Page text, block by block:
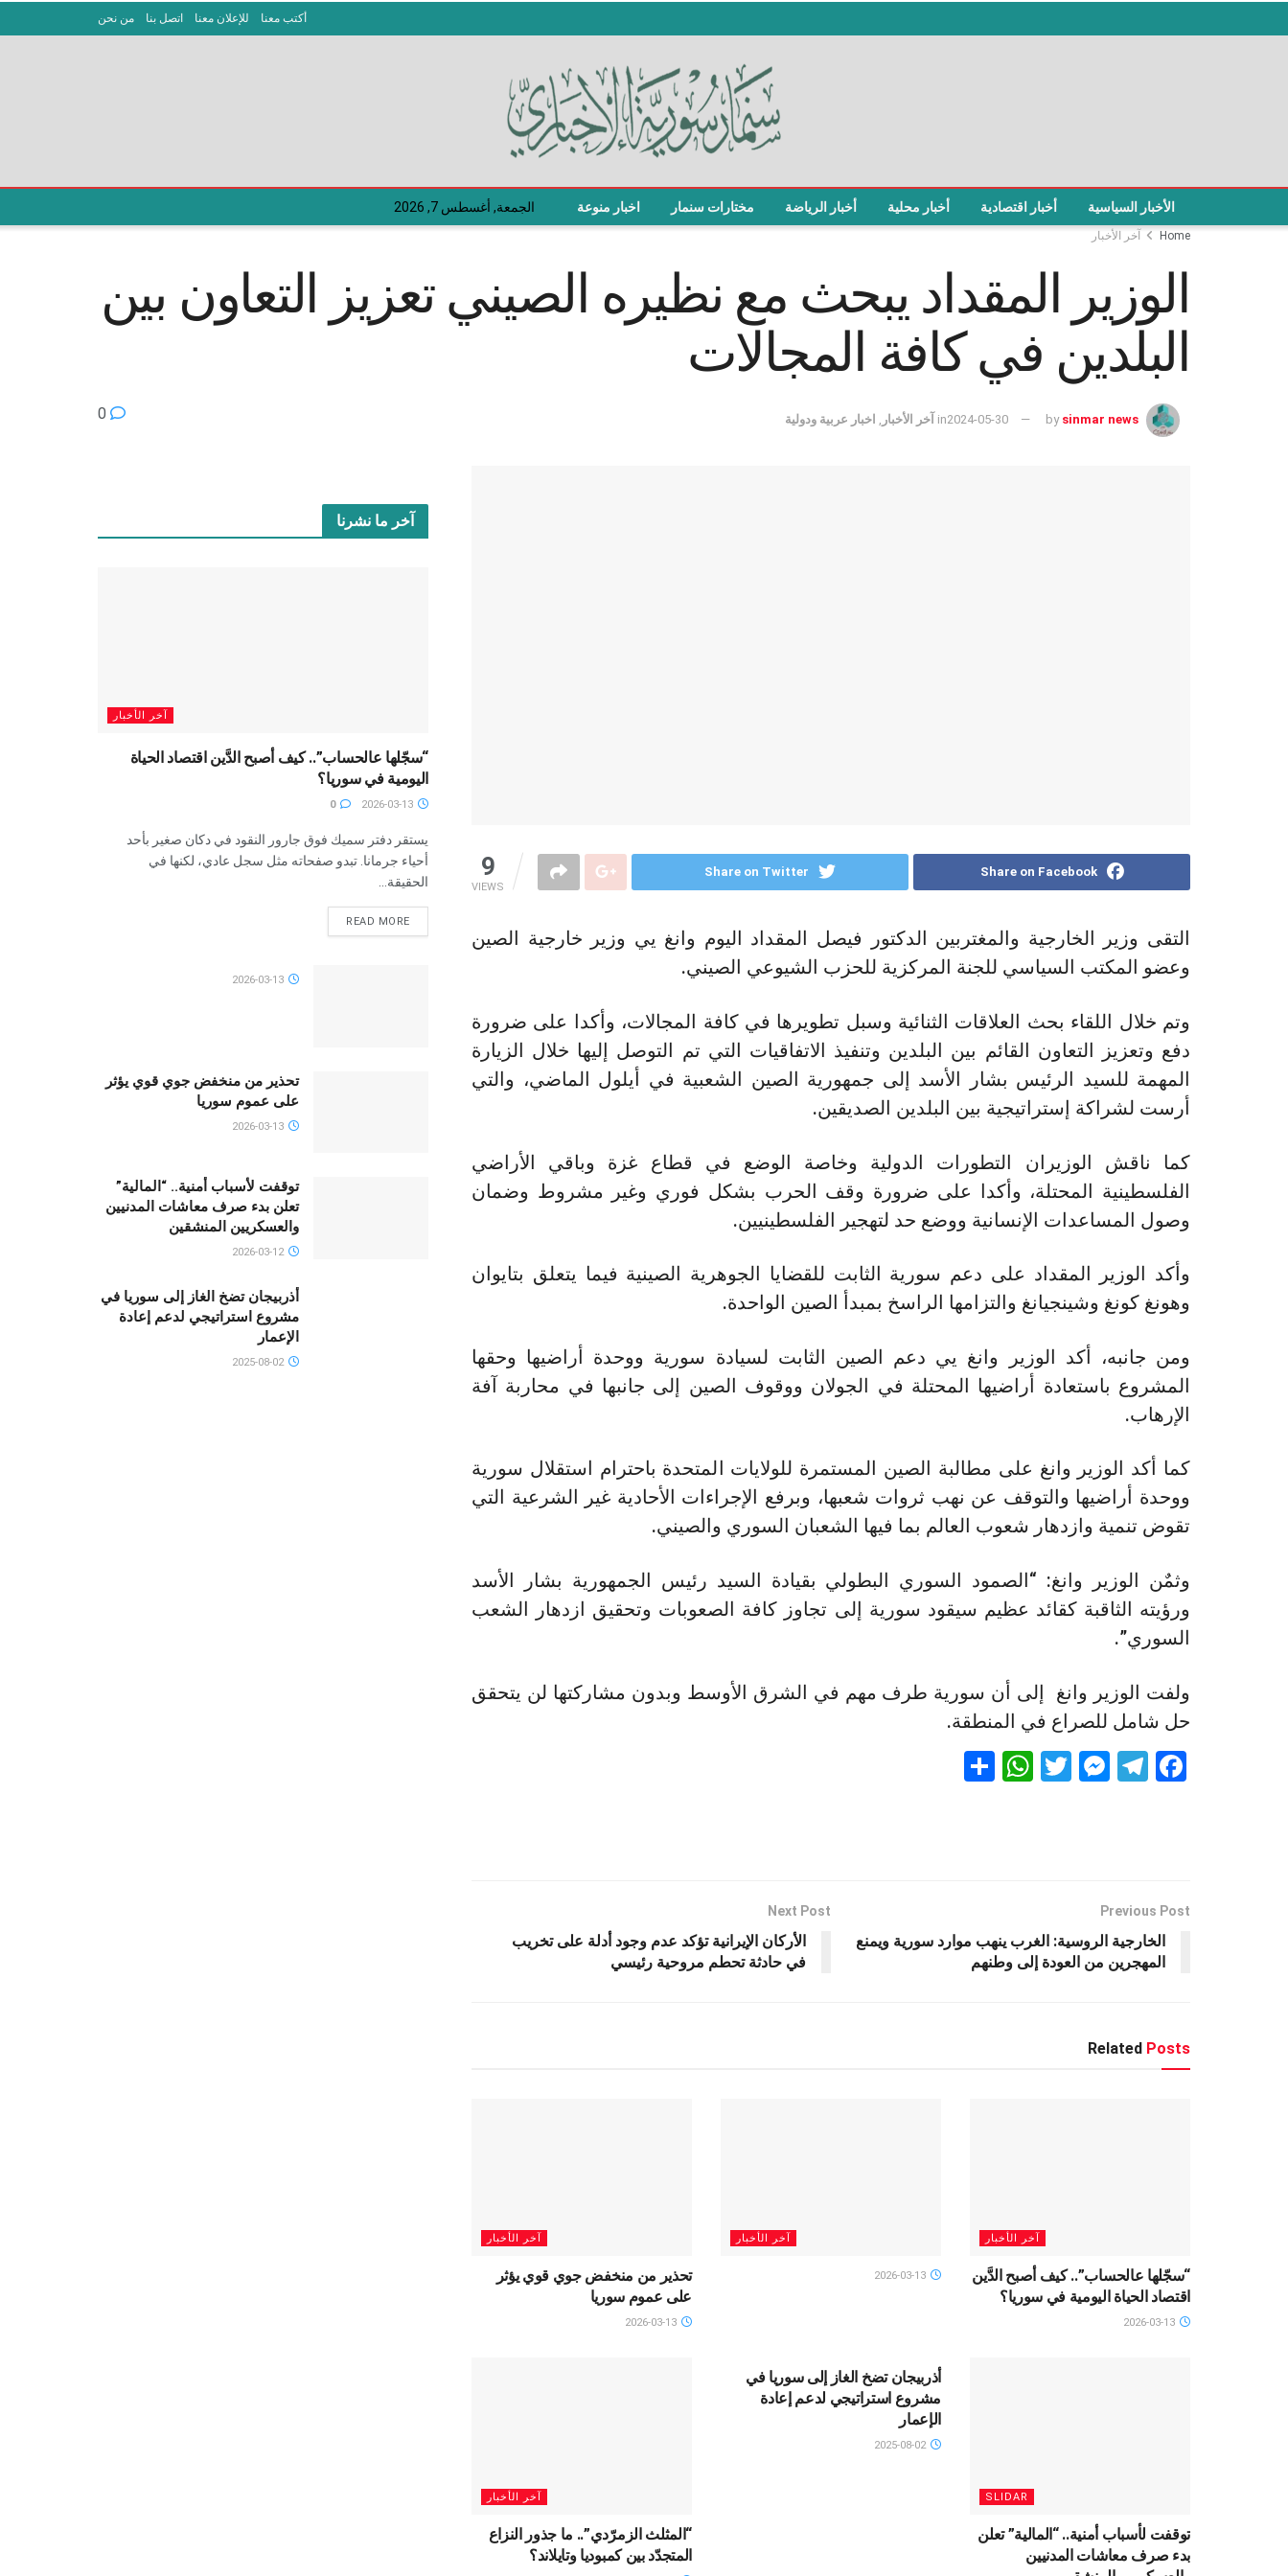
أكتب معنا للإعلان معنا اتصل بنا من نحن
الأخبار السياسية أخبار اقتصادية أخبار محلية أخبار الرياضة مختارات سنمار اخبار منوعة الجمعة, أغسطس 7, 2026
Home آخر الأخبار
الوزير المقداد يبحث مع نظيره الصيني تعزيز التعاون بين
البلدين في كافة المجالات
by sinmar news
2024-05-30
in آخر الأخبار , اخبار عربية ودولية
9
VIEWS
Share on Facebook
Share on Twitter
التقى وزير الخارجية والمغتربين الدكتور فيصل المقداد اليوم وانغ يي وزير خارجية الصين
وعضو المكتب السياسي للجنة المركزية للحزب الشيوعي الصيني.
وتم خلال اللقاء بحث العلاقات الثنائية وسبل تطويرها في كافة المجالات، وأكدا على ضرورة
دفع وتعزيز التعاون القائم بين البلدين وتنفيذ الاتفاقيات التي تم التوصل إليها خلال الزيارة
المهمة للسيد الرئيس بشار الأسد إلى جمهورية الصين الشعبية في أيلول الماضي، والتي
أرست لشراكة إستراتيجية بين البلدين الصديقين.
كما ناقش الوزيران التطورات الدولية وخاصة الوضع في قطاع غزة وباقي الأراضي
الفلسطينية المحتلة، وأكدا على ضرورة وقف الحرب بشكل فوري وغير مشروط وضمان
وصول المساعدات الإنسانية ووضع حد لتهجير الفلسطينيين.
وأكد الوزير المقداد على دعم سورية الثابت للقضايا الجوهرية الصينية فيما يتعلق بتايوان
وهونغ كونغ وشينجيانغ والتزامها الراسخ بمبدأ الصين الواحدة.
ومن جانبه، أكد الوزير وانغ يي دعم الصين الثابت لسيادة سورية ووحدة أراضيها وحقها
المشروع باستعادة أراضيها المحتلة في الجولان ووقوف الصين إلى جانبها في محاربة آفة
الإرهاب.
كما أكد الوزير وانغ على مطالبة الصين المستمرة للولايات المتحدة باحترام استقلال سورية
ووحدة أراضيها والتوقف عن نهب ثروات شعبها، وبرفع الإجراءات الأحادية غير الشرعية التي
تقوض تنمية وازدهار شعوب العالم بما فيها الشعبان السوري والصيني.
وثمٌن الوزير وانغ: “الصمود السوري البطولي بقيادة السيد رئيس الجمهورية بشار الأسد
ورؤيته الثاقبة كقائد عظيم سيقود سورية إلى تجاوز كافة الصعوبات وتحقيق ازدهار الشعب
السوري”.
ولفت الوزير وانغ إلى أن سورية طرف مهم في الشرق الأوسط وبدون مشاركتها لن يتحقق
حل شامل للصراع في المنطقة.
F
o
k
T
m
M
T
W
p
Previous Post
الخارجية الروسية: الغرب ينهب موارد سورية ويمنع
المهجرين من العودة إلى وطنهم
Next Post
الأركان الإيرانية تؤكد عدم وجود أدلة على تخريب
في حادثة تحطم مروحية رئيسي
Related Posts
آخر الأخبار
“سجّلها عالحساب”.. كيف أصبح الدَّين
اقتصاد الحياة اليومية في سوريا؟
آخر الأخبار آخر الأخبار
تحذير من منخفض جوي قوي يؤثر
على عموم سوريا
SLIDAR
توقفت لأسباب أمنية.. “المالية” تعلن
بدء صرف معاشات المدنيين
أذربيجان تضخ الغاز إلى سوريا في
مشروع استراتيجي لدعم إعادة
الإعمار
2025-08-02
آخر الأخبار
“المثلث الزمرّدي”.. ما جذور النزاع
المتجدّد بين كمبوديا وتايلاند؟
آخر ما نشرنا
آخر الأخبار
“سجّلها عالحساب”.. كيف أصبح الدَّين اقتصاد الحياة
اليومية في سوريا؟
0
يستقر دفتر سميك فوق جارور النقود في دكان صغير بأحد
أحياء جرمانا. تبدو صفحاته مثل سجل عادي، لكنها في
الحقيقة...
READ MORE
تحذير من منخفض جوي قوي يؤثر
على عموم سوريا
توقفت لأسباب أمنية.. “المالية”
تعلن بدء صرف معاشات المدنيين
والعسكريين المنشقين
2026-03-12
أذربيجان تضخ الغاز إلى سوريا في
مشروع استراتيجي لدعم إعادة
الإعمار
2025-08-02